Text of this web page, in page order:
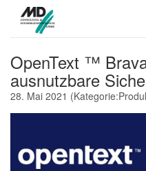
OpenText ™
ausnutzbare
28. Mai 2021 (Kategorie: